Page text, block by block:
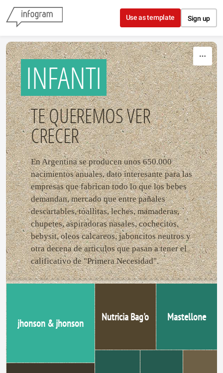
Skip to content
Use as template Sign up
INFANTI
TE QUEREMOS VER
CRECER
En Argentina se producen unos 650.000
nacimientos anuales, dato interesante para las
empresas que fabrican todo lo que los bebes
demandan, mercado que entre pañales
descartables, toallitas, leches, mamaderas,
chupetes, aspiradoras nasales, cochecitos,
bebysit, oleos calcareos, jaboncitos neutros y
otra decena de articulos que pasan a tener el
calificativo de "Primera Necesidad".
jhonson & jhonson Nutricia Bag'o Mastellone